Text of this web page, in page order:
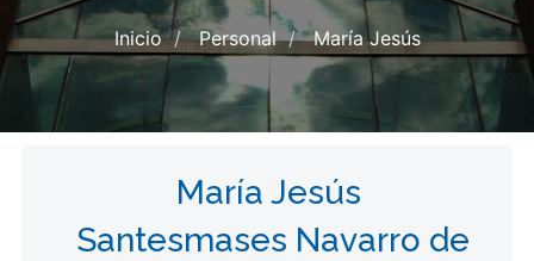
Inicio Personal María Jesús
María Jesús
Santesmases Navarro de